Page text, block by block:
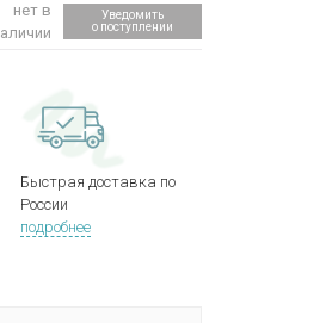
нет в
Уведомить
о поступлении
Быстрая доставка по
России
подробнее